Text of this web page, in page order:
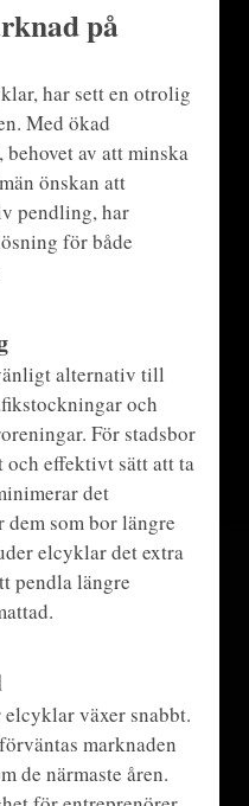
på
har sett en otrolig
Med ökad
av att minska
önskan att
pendling, har
för både
alternativ till
och
För stadsbor
effektivt sätt att ta
det
som bor längre
elcyklar det extra
pendla längre
växer snabbt.
marknaden
de närmaste åren.